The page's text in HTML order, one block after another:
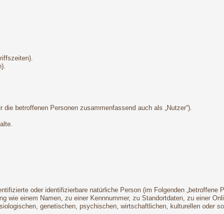
betroffenen Personen zusammenfassend auch als „Nutzer“).
oder identifizierbare natürliche Person (im Folgenden
wie einem Namen, zu einer Kennnummer, zu Standortdaten, zu einer
genetischen, psychischen, wirtschaftlichen, kulturellen oder